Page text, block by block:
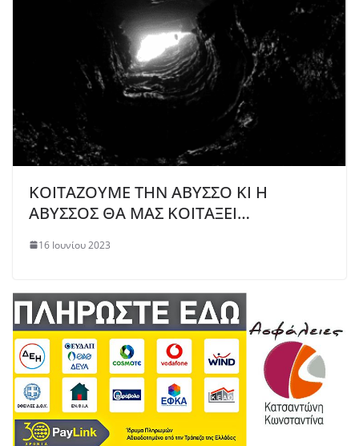
ΚΟΙΤΑΖΟΥΜΕ ΤΗΝ ΑΒΥΣΣΟ ΚΙ Η
ΑΒΥΣΣΟΣ ΘΑ ΜΑΣ ΚΟΙΤΑΞΕΙ…
16 Ιουνίου 2023